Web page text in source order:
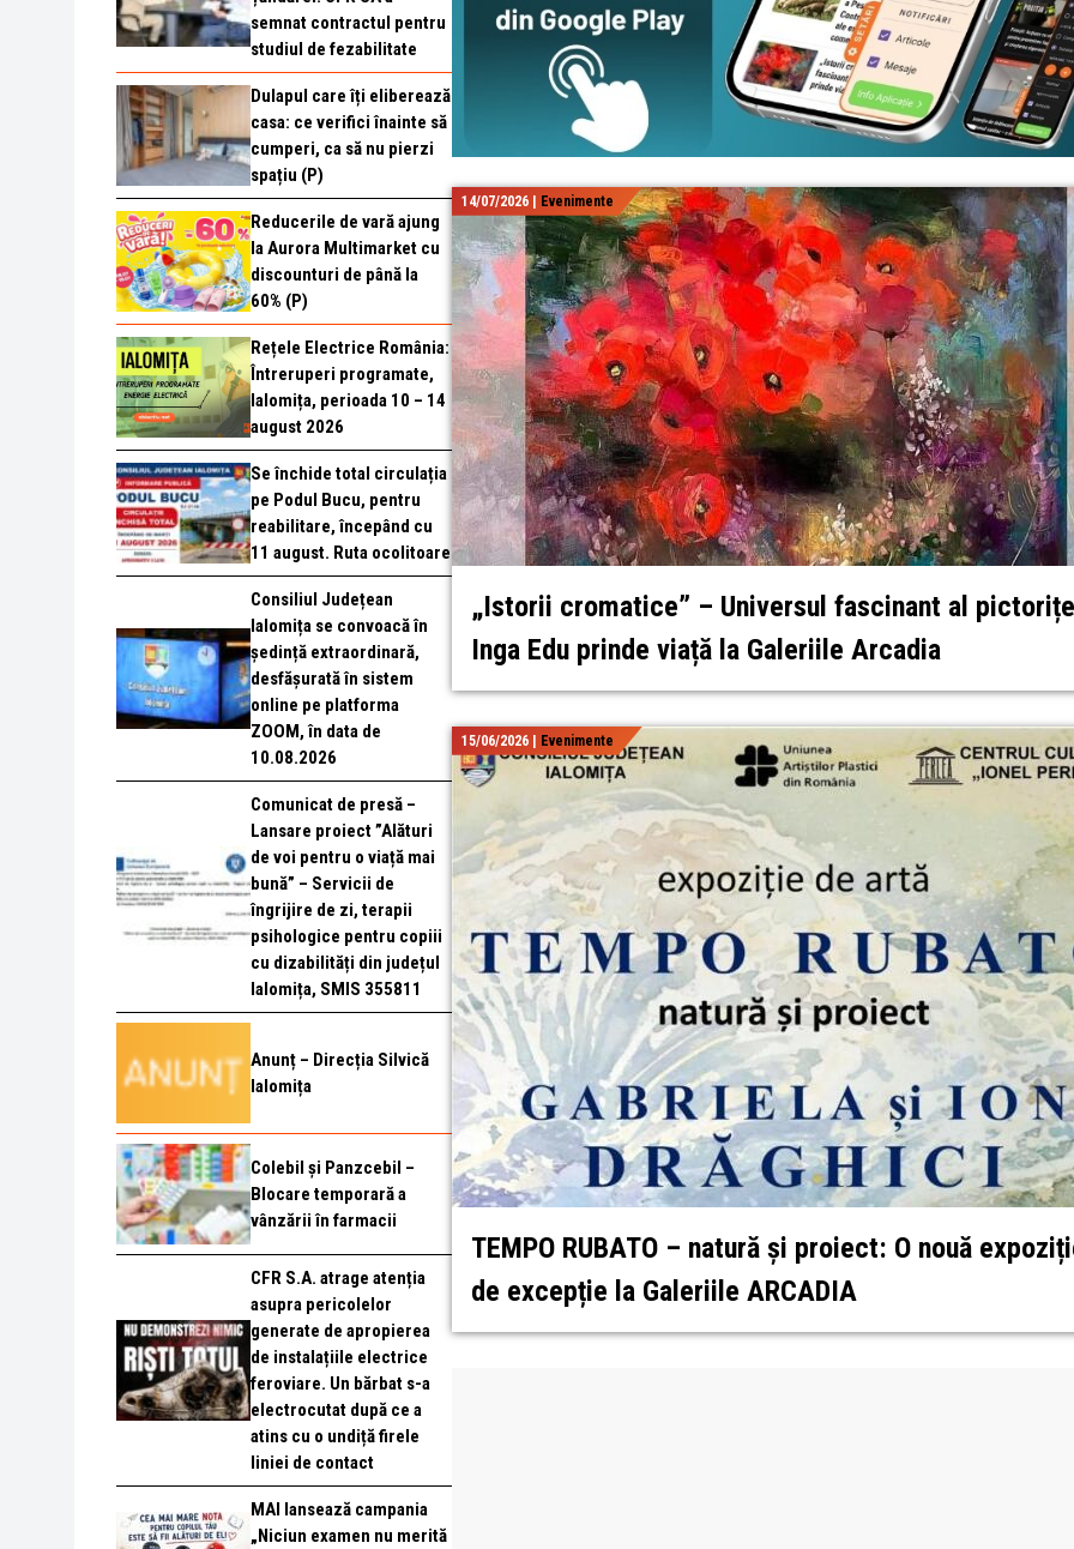
semnat contractul pentru
studiul de fezabilitate
Dulapul care îți eliberează
casa: ce verifici înainte să
cumperi, ca să nu pierzi
spațiu (P)
Reducerile de vară ajung
la Aurora Multimarket cu
discounturi de până la
60% (P)
Rețele Electrice România:
Întreruperi programate,
Ialomița, perioada 10 – 14
august 2026
Se închide total circulația
pe Podul Bucu, pentru
reabilitare, începând cu
11 august. Ruta ocolitoare
Consiliul Județean
Ialomița se convoacă în
ședință extraordinară,
desfășurată în sistem
online pe platforma
ZOOM, în data de
10.08.2026
Comunicat de presă –
Lansare proiect ”Alături
de voi pentru o viață mai
bună” – Servicii de
îngrijire de zi, terapii
psihologice pentru copiii
cu dizabilități din județul
Ialomița, SMIS 355811
Anunț – Direcția Silvică
Ialomița
Colebil și Panzcebil –
Blocare temporară a
vânzării în farmacii
CFR S.A. atrage atenția
asupra pericolelor
generate de apropierea
de instalațiile electrice
feroviare. Un bărbat s-a
electrocutat după ce a
atins cu o undiță firele
liniei de contact
MAI lansează campania
„Niciun examen nu merită
14/07/2026 | Evenimente
„Istorii cromatice” – Universul fascinant al
Inga Edu prinde viață la Galeriile Arcadia
15/06/2026 | Evenimente
TEMPO RUBATO – natură și proiect: O nouă
de excepție la Galeriile ARCADIA